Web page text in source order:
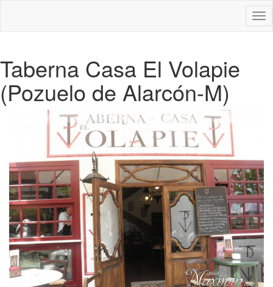
Taberna Casa El Volapie
(Pozuelo de Alarcón-M)